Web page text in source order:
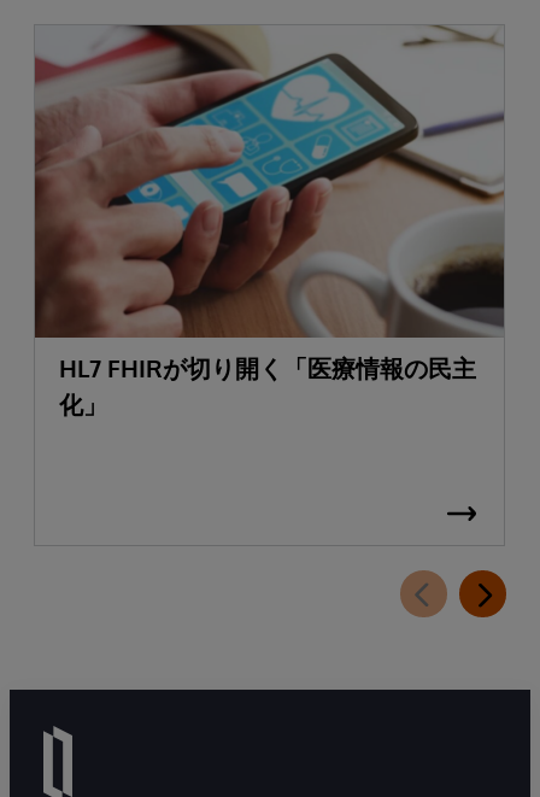
HL7 FHIRが切り開く「医療情報の民主
化」